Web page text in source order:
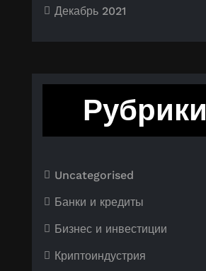
Декабрь 2021
Рубрики
Uncategorised
Банки и кредиты
Бизнес и инвестиции
Криптоиндустрия